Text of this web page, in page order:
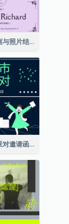
紫色优雅边框与照片结婚请柬
萤光绿城市派对邀请函